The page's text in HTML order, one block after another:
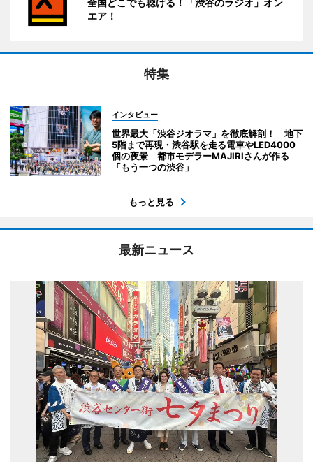
全国どこでも聴ける！「渋谷のラジオ」オン
エア！
特集
インタビュー
世界最大「渋谷ジオラマ」を徹底解剖！ 地下
5階まで再現・渋谷駅を走る電車やLED4000
個の夜景 都市モデラーMAJIRIさんが作る
「もう一つの渋谷」
もっと見る
最新ニュース